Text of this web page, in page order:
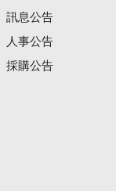
訊息公告
人事公告
採購公告